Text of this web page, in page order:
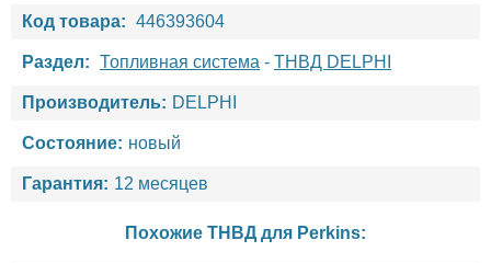
Код товара: 446393604
Раздел: Топливная система - ТНВД DELPHI
Производитель: DELPHI
Состояние: новый
Гарантия: 12 месяцев
Похожие ТНВД для Perkins: